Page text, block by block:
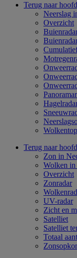
Terug naar
Neerslag
Overzicht
Terug naar
Zon in
Wolken in
Overzicht
Zonradar
UV-radar
Zicht en
Satelliet
Satelliet
Totaal